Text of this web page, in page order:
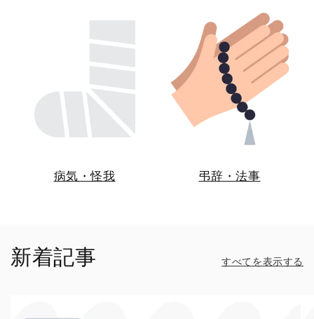
病気・怪我 弔辞・法事
新着記事 すべてを表示する